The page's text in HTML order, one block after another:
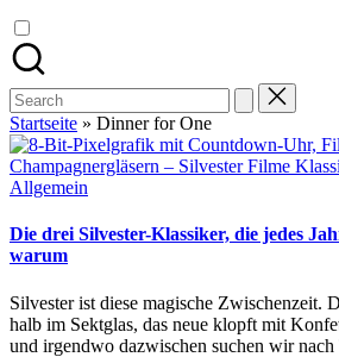
Search
for:
Startseite » Dinner for One
Posted
Allgemein
Die drei Silvester-Klassiker, die jedes
warum
Silvester ist diese magische Zwischenzeit.
halb im Sektglas, das neue klopft mit
und irgendwo dazwischen suchen wir